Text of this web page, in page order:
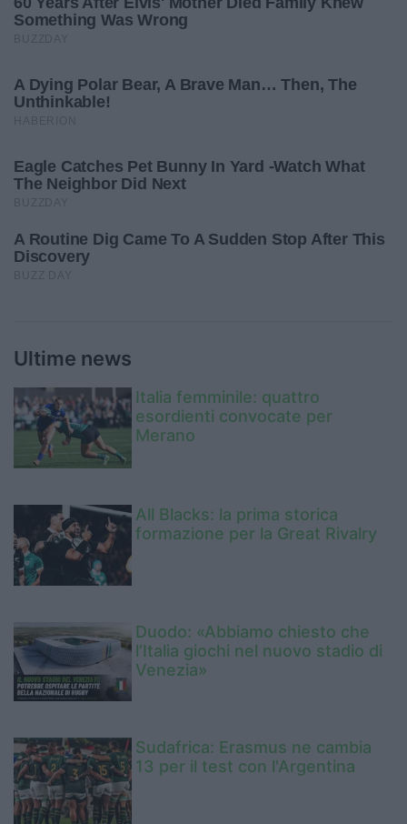
Ultime news
Italia femminile: quattro
esordienti convocate per
Merano
All Blacks: la prima storica
formazione per la Great Rivalry
Duodo: «Abbiamo chiesto che
l’Italia giochi nel nuovo stadio di
Venezia»
Sudafrica: Erasmus ne cambia
13 per il test con l'Argentina